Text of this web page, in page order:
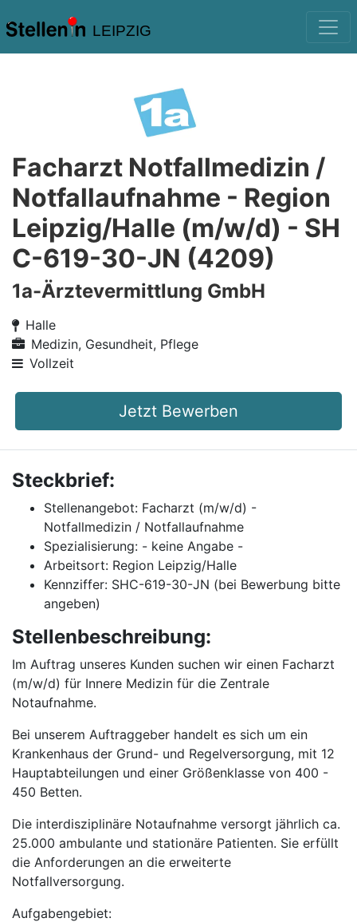
LEIPZIG
Facharzt Notfallmedizin /
Notfallaufnahme - Region
Leipzig/Halle (m/w/d) - SH
C-619-30-JN (4209)
1a-Ärztevermittlung GmbH
Halle
Medizin, Gesundheit, Pflege
Vollzeit
Jetzt Bewerben
Steckbrief:
Stellenangebot: Facharzt (m/w/d) -
Notfallmedizin / Notfallaufnahme
Spezialisierung: - keine Angabe -
Arbeitsort: Region Leipzig/Halle
Kennziffer: SHC-619-30-JN (bei Bewerbung bitte
angeben)
Stellenbeschreibung:
Im Auftrag unseres Kunden suchen wir einen Facharzt
(m/w/d) für Innere Medizin für die Zentrale
Notaufnahme.
Bei unserem Auftraggeber handelt es sich um ein
Krankenhaus der Grund- und Regelversorgung, mit 12
Hauptabteilungen und einer Größenklasse von 400 -
450 Betten.
Die interdisziplinäre Notaufnahme versorgt jährlich ca.
25.000 ambulante und stationäre Patienten. Sie erfüllt
die Anforderungen an die erweiterte
Notfallversorgung.
Aufgabengebiet: